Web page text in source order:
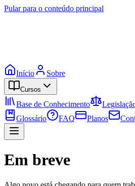
Pular para o conteúdo principal
Início Sobre
Cursos
Base de Conhecimento
Glossário
FAQ Planos
Em breve